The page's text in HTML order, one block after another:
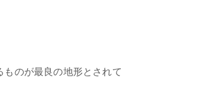
のが最良の地形とされて